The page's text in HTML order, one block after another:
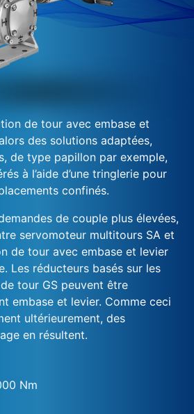
de tour avec embase et
des solutions adaptées,
de type papillon par exemple,
à l’aide d’une tringlerie pour
confinés.
de couple plus élevées,
servomoteur multitours SA et
de tour avec embase et levier
Les réducteurs basés sur les
tour GS peuvent être
embase et levier. Comme ceci
ultérieurement, des
en résultent.
Nm